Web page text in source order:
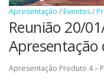
Apresentação /Eventos/
Reunião 20/
Apresentação Produto 4 –